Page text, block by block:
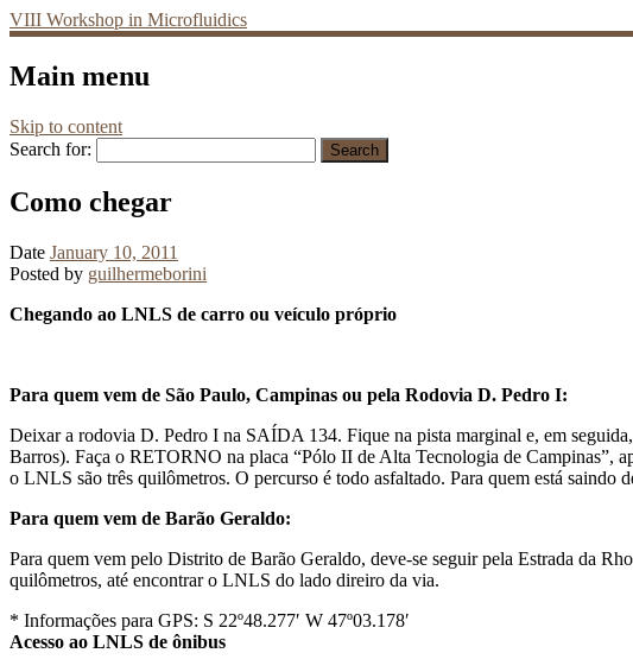
VIII Workshop in Microfluidics
Main menu
Skip to content
Search for:
Como chegar
Date January 10, 2011
Posted by guilhermeborini
Chegando ao LNLS de carro ou veículo próprio
Para quem vem de São Paulo, Campinas ou pela Rodovia D. Pedro I:
Deixar a rodovia D. Pedro I na SAÍDA 134. Fique na pista marginal e, em
Barros). Faça o RETORNO na placa “Pólo II de Alta Tecnologia de Campinas”,
o LNLS são três quilômetros. O percurso é todo asfaltado. Para quem está
Para quem vem de Barão Geraldo:
Para quem vem pelo Distrito de Barão Geraldo, deve-se seguir pela Estrada da
quilômetros, até encontrar o LNLS do lado direiro da via.
* Informações para GPS: S 22º48.277′ W 47º03.178′
Acesso ao LNLS de ônibus